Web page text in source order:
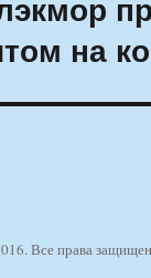
на
Все права